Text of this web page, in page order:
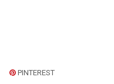
PINTEREST